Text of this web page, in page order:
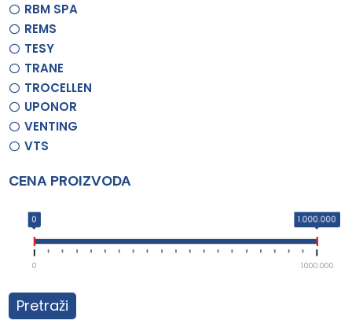
RBM SPA
REMS
TESY
TRANE
TROCELLEN
UPONOR
VENTING
VTS
CENA PROIZVODA
0 1.000.000
0 1.000.000
Pretraži